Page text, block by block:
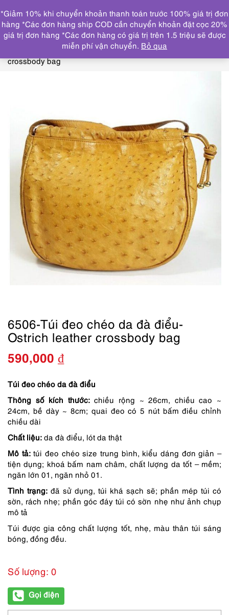
DANH MỤC
Trang chủ THƯƠNG HIỆU NỔI BẬT
OSTRICH
6506-Túi đeo chéo da đà điểu-Ostrich leather
crossbody bag
6506-Túi đeo chéo da đà điểu-
Ostrich leather crossbody bag
590,000 ₫
Túi đeo chéo da đà điểu
Thông số kích thước:chiều rộng ~ 26cm, chiều cao ~
24cm, bề dày ~ 8cm; quai đeo có 5 nút bấm điều chỉnh
chiều dài
Chất liệu: da đà điểu, lót da thật
Mô tả:túi đeo chéo size trung bình, kiểu dáng đơn giản –
tiện dụng; khoá bấm nam châm, chất lượng da tốt – mềm;
ngăn lớn 01, ngăn nhỏ 01.
Tình trạng: đã sử dụng, túi khá sạch sẽ; phần mép túi có
sờn, rách nhẹ; phần góc đáy túi có sờn nhẹ như ảnh chụp
mô tả
Túi được gia công chất lượng tốt, nhẹ, màu thân túi sáng
bóng, đồng đều.
Số lượng: 0
Gọi điện
*Giảm 10% khi chuyển khoản thanh toán trước 100% giá trị đơn
hàng *Các đơn hàng ship COD cần chuyển khoản đặt cọc 20%
giá trị đơn hàng *Các đơn hàng có giá trị trên 1.5 triệu sẽ được
miễn phí vận chuyển. Bỏ qua